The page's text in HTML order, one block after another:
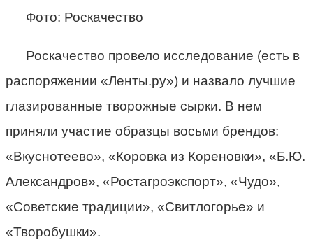
Фото: Роскачество
Роскачество провело исследование (есть в
распоряжении «Ленты.ру») и назвало лучшие
глазированные творожные сырки. В нем
приняли участие образцы восьми брендов:
«Вкуснотеево», «Коровка из Кореновки», «Б.Ю.
Александров», «Ростагроэкспорт», «Чудо»,
«Советские традиции», «Свитлогорье» и
«Творобушки».